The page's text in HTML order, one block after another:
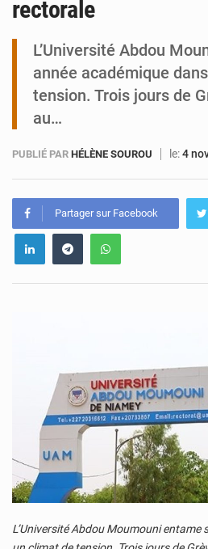
rectorale
L’Université Abdou
année académique
tension. Trois jours de
au…
PUBLIÉ PAR HÉLÈNE SOUROU le:4
Partager sur Facebook
L’Université Abdou Moumouni entame